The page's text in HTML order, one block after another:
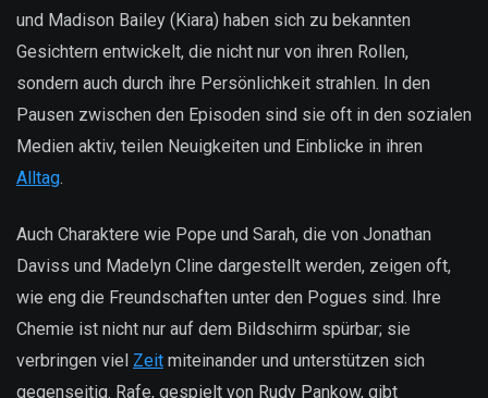
und Madison Bailey (Kiara) haben sich zu bekannten
Gesichtern entwickelt, die nicht nur von ihren Rollen,
sondern auch durch ihre Persönlichkeit strahlen. In den
Pausen zwischen den Episoden sind sie oft in den sozialen
Medien aktiv, teilen Neuigkeiten und Einblicke in ihren
Alltag.
Auch Charaktere wie Pope und Sarah, die von Jonathan
Daviss und Madelyn Cline dargestellt werden, zeigen oft,
wie eng die Freundschaften unter den Pogues sind. Ihre
Chemie ist nicht nur auf dem Bildschirm spürbar; sie
verbringen viel Zeit miteinander und unterstützen sich
gegenseitig. Rafe, gespielt von Rudy Pankow, gibt